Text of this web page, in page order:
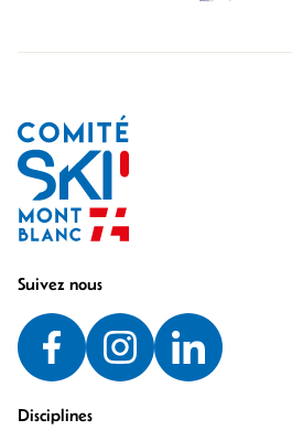
Suivez nous
Disciplines